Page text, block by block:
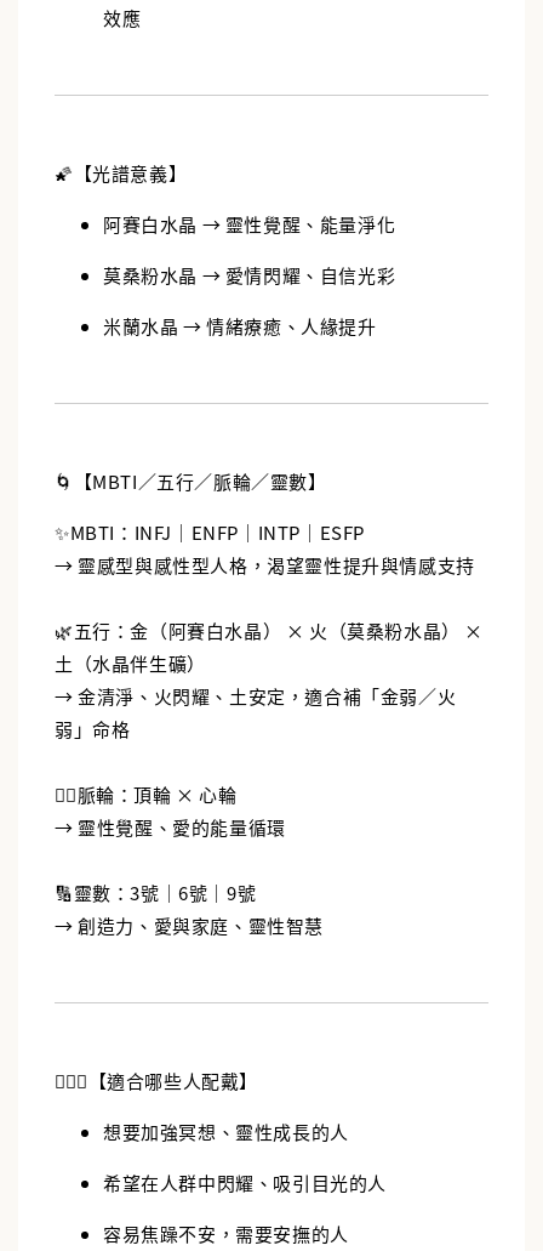
效應
🌠【光譜意義】
阿賽白水晶 → 靈性覺醒、能量淨化
莫桑粉水晶 → 愛情閃耀、自信光彩
米蘭水晶 → 情緒療癒、人緣提升
🌀【MBTI／五行／脈輪／靈數】
✨MBTI：INFJ｜ENFP｜INTP｜ESFP
→ 靈感型與感性型人格，渴望靈性提升與情感支持
🌿五行：金（阿賽白水晶） × 火（莫桑粉水晶） ×
土（水晶伴生礦）
→ 金清淨、火閃耀、土安定，適合補「金弱／火
弱」命格
🧘‍♀️脈輪：頂輪 × 心輪
→ 靈性覺醒、愛的能量循環
🔢靈數：3號｜6號｜9號
→ 創造力、愛與家庭、靈性智慧
👩‍❤️‍👨【適合哪些人配戴】
想要加強冥想、靈性成長的人
希望在人群中閃耀、吸引目光的人
容易焦躁不安，需要安撫的人